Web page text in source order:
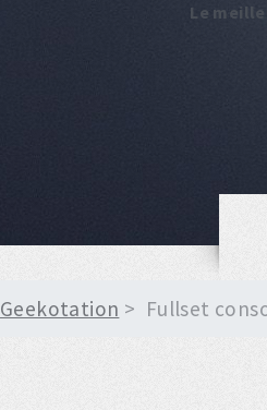
Le
Geekotation Fullset